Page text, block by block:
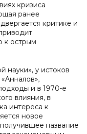
кризиса
ранее
критике и
к острым
науки», у истоков
и в 1970-е
влияния, в
интереса к
новое
название